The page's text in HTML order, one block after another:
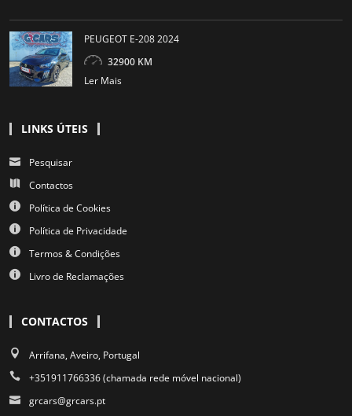
PEUGEOT E-208 2024
32900 KM
Ler Mais
LINKS ÚTEIS
Pesquisar
Contactos
Política de Cookies
Política de Privacidade
Termos & Condições
Livro de Reclamações
CONTACTOS
Arrifana, Aveiro, Portugal
+351911766336 (chamada rede móvel nacional)
grcars@grcars.pt